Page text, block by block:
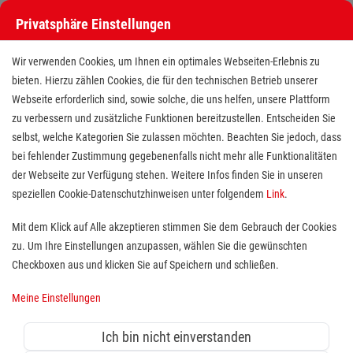
Notfallsanitäter (m/w/d)
Standort(e): Usingen, Schmitten, Weilrod
in Vollzeit, in Teilzeit oder auf 603€-Basis,
unbefristet, ab sofort
Privatsphäre Einstellungen
Wir verwenden Cookies, um Ihnen ein optimales Webseiten-Erlebnis zu
bieten. Hierzu zählen Cookies, die für den technischen Betrieb unserer
Webseite erforderlich sind, sowie solche, die uns helfen, unsere Plattform
zu verbessern und zusätzliche Funktionen bereitzustellen. Entscheiden Sie
selbst, welche Kategorien Sie zulassen möchten. Beachten Sie jedoch, dass
bei fehlender Zustimmung gegebenenfalls nicht mehr alle Funktionalitäten
der Webseite zur Verfügung stehen. Weitere Infos finden Sie in unseren
speziellen Cookie-Datenschutzhinweisen unter folgendem Link.
Mit dem Klick auf Alle akzeptieren stimmen Sie dem Gebrauch der Cookies
zu. Um Ihre Einstellungen anzupassen, wählen Sie die gewünschten
Checkboxen aus und klicken Sie auf Speichern und schließen.
Meine Einstellungen
Ich bin nicht einverstanden